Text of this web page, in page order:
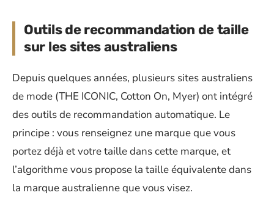
Outils de recommandation de taille
sur les sites australiens
Depuis quelques années, plusieurs sites australiens
de mode (THE ICONIC, Cotton On, Myer) ont intégré
des outils de recommandation automatique. Le
principe : vous renseignez une marque que vous
portez déjà et votre taille dans cette marque, et
l’algorithme vous propose la taille équivalente dans
la marque australienne que vous visez.